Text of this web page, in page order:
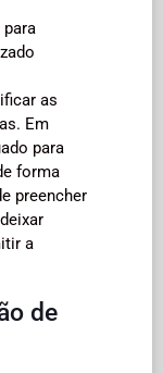
as
Em
para
forma
preencher
a
de